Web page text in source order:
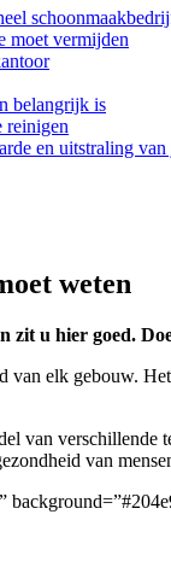
moet vermijden
belangrijk is
reinigen
en uitstraling van
weten
zit u hier goed.
van elk gebouw.
van verschillende
van